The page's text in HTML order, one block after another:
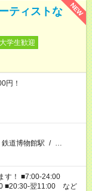
NEW
ティストな
大学生歓迎
円！
鉄道博物館駅 / …
す！ ■7:00-24:00
■20:30-翌11:00 など